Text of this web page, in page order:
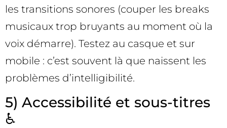
les transitions sonores (couper les breaks
musicaux trop bruyants au moment où la
voix démarre). Testez au casque et sur
mobile : c’est souvent là que naissent les
problèmes d’intelligibilité.
5) Accessibilité et sous-titres
♿